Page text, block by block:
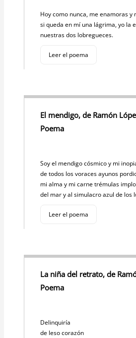
Hoy como nunca, me enamoras y
si queda en mí una lágrima, yo la
nuestras dos lobregueces.
Leer el poema
El mendigo, de Ramón
Poema
Soy el mendigo cósmico y mi
de todos los voraces ayunos
mi alma y mi carne trémulas
del mar y al simulacro azul de los
Leer el poema
La niña del retrato, de
Poema
Delinquiría
de leso corazón